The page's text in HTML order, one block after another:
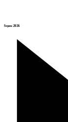
Srpen 2026